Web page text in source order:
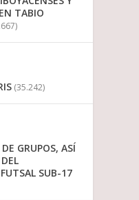
TABIO
(35.242)
GRUPOS, ASÍ
SUB-17